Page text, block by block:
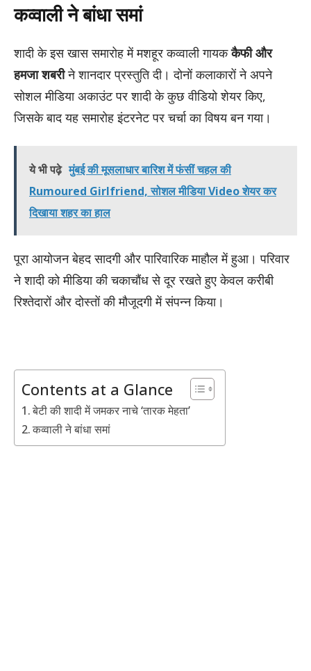
कव्वाली ने बांधा समां
शादी के इस खास समारोह में मशहूर कव्वाली गायककैफी और
हमजा शबरीने शानदार प्रस्तुति दी। दोनों कलाकारों ने अपने
सोशल मीडिया अकाउंट पर शादी के कुछ वीडियो शेयर किए,
जिसके बाद यह समारोह इंटरनेट पर चर्चा का विषय बन गया।
ये भी पढ़े मुंबई की मूसलाधार बारिश में फंसीं चहल की
Rumoured Girlfriend, सोशल मीडिया Video शेयर कर
दिखाया शहर का हाल
पूरा आयोजन बेहद सादगी और पारिवारिक माहौल में हुआ। परिवार
ने शादी को मीडिया की चकाचौंध से दूर रखते हुए केवल करीबी
रिश्तेदारों और दोस्तों की मौजूदगी में संपन्न किया।
Contents at a Glance
बेटी की शादी में जमकर नाचे ‘तारक मेहता’
कव्वाली ने बांधा समां